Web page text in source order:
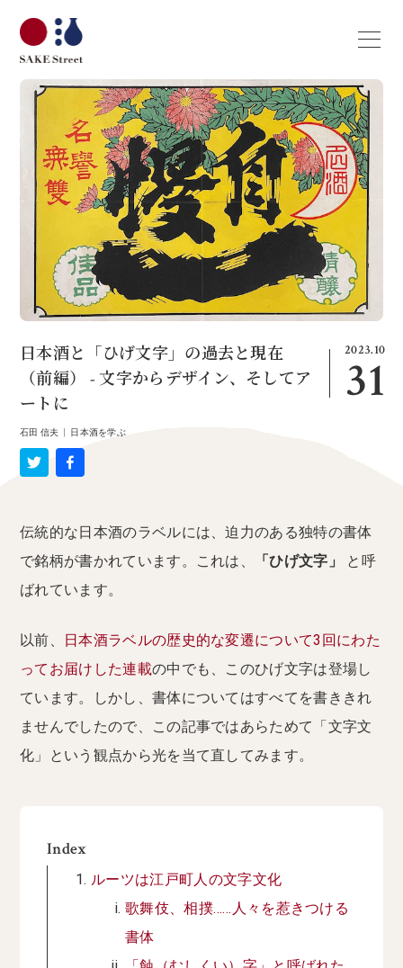
2023.10
31
日本酒と「ひげ文字」の過去と現在
（前編） - 文字からデザイン、そしてア
ートに
石田 信夫 日本酒を学ぶ
伝統的な日本酒のラベルには、迫力のある独特の書体
で銘柄が書かれています。これは、
「ひげ文字」
と呼
ばれています。
以前、
日本酒ラベルの歴史的な変遷について3回にわた
ってお届けした連載の中でも、このひげ文字は登場し
ています。しかし、書体についてはすべてを書ききれ
ませんでしたので、この記事ではあらためて「文字文
化」という観点から光を当て直してみます。
Index
ルーツは江戸町人の文字文化
歌舞伎、相撲……人々を惹きつける
書体